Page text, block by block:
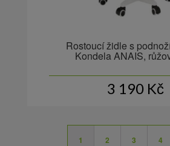
Rostoucí židle s
Kondela ANAIS,
3 190 Kč
1 2 3 4